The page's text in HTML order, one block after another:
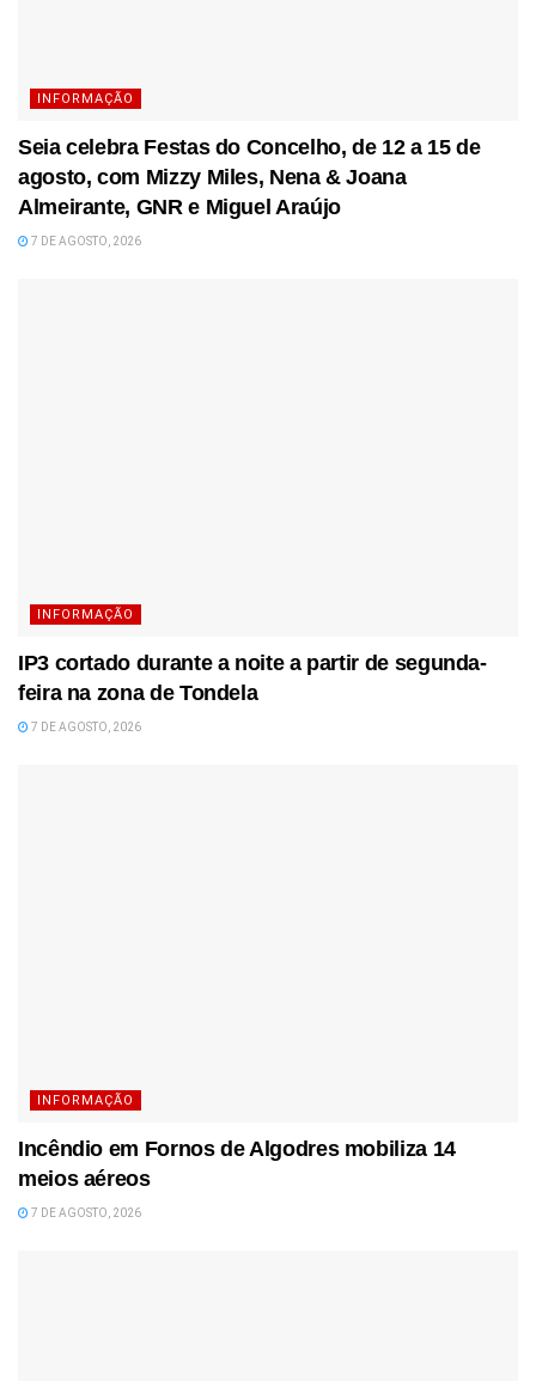
INFORMAÇÃO
Seia celebra Festas do Concelho, de 12 a 15 de
agosto, com Mizzy Miles, Nena & Joana
Almeirante, GNR e Miguel Araújo
7 DE AGOSTO, 2026
INFORMAÇÃO
IP3 cortado durante a noite a partir de segunda-
feira na zona de Tondela
7 DE AGOSTO, 2026
INFORMAÇÃO
Incêndio em Fornos de Algodres mobiliza 14
meios aéreos
7 DE AGOSTO, 2026